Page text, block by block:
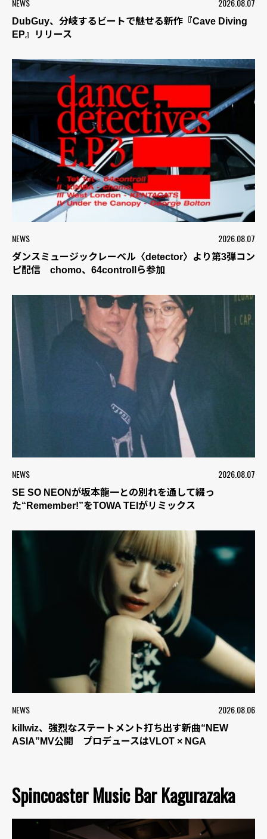
NEWS 2026.08.07
DubGuy、分岐するビートで魅せる新作『Cave Diving
EP』リリース
NEWS 2026.08.07
ダンスミュージックレーベル〈detector〉より第3弾コン
ピ配信 chomo、64controllら参加
NEWS 2026.08.07
SE SO NEONが坂本龍一との別れを通して綴っ
た“Remember!”をTOWA TEIがリミックス
NEWS 2026.08.06
killwiz、強烈なステートメント打ち出す新曲“NEW
ASIA”MV公開 プロデュースはVLOT × NGA
Spincoaster Music Bar Kagurazaka